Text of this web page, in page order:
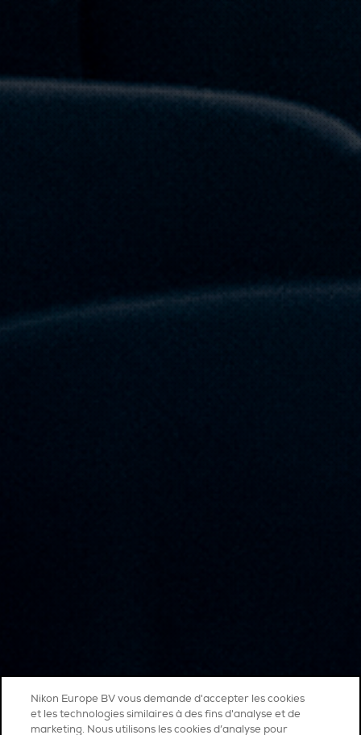
Nikon Europe BV vous demande d'accepter les cookies
et les technologies similaires à des fins d'analyse et de
marketing. Nous utilisons les cookies d’analyse pour